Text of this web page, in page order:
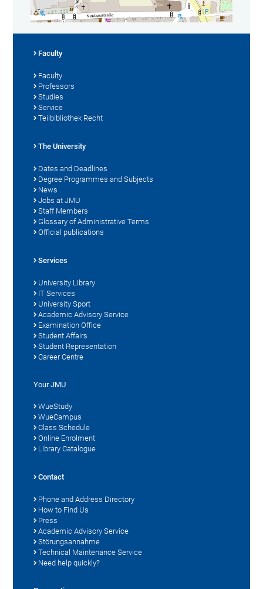
Faculty
Faculty
Professors
Studies
Service
Teilbibliothek Recht
The University
Dates and Deadlines
Degree Programmes and Subjects
News
Jobs at JMU
Staff Members
Glossary of Administrative Terms
Official publications
Services
University Library
IT Services
University Sport
Academic Advisory Service
Examination Office
Student Affairs
Student Representation
Career Centre
Your JMU
WueStudy
WueCampus
Class Schedule
Online Enrolment
Library Catalogue
Contact
Phone and Address Directory
How to Find Us
Press
Academic Advisory Service
Störungsannahme
Technical Maintenance Service
Need help quickly?